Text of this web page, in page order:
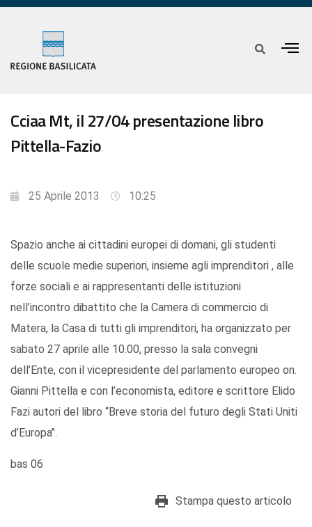
Cciaa Mt, il 27/04 presentazione libro
Pittella-Fazio
25 Aprile 2013 10:25
Spazio anche ai cittadini europei di domani, gli studenti
delle scuole medie superiori, insieme agli imprenditori , alle
forze sociali e ai rappresentanti delle istituzioni
nell’incontro dibattito che la Camera di commercio di
Matera, la Casa di tutti gli imprenditori, ha organizzato per
sabato 27 aprile alle 10.00, presso la sala convegni
dell’Ente, con il vicepresidente del parlamento europeo on.
Gianni Pittella e con l’economista, editore e scrittore Elido
Fazi autori del libro “Breve storia del futuro degli Stati Uniti
d’Europa’’.
bas 06
Stampa questo articolo